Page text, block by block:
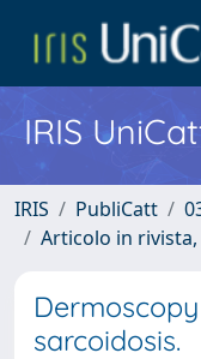
IRIS
IRIS PubliCatt
Articolo in
sarcoidosis.